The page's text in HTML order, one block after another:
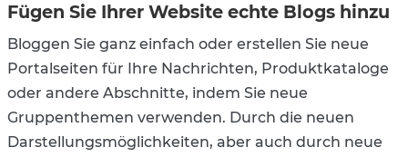
Fügen Sie Ihrer Website echte Blogs hinzu
Bloggen Sie ganz einfach oder erstellen Sie neue
Portalseiten für Ihre Nachrichten, Produktkataloge
oder andere Abschnitte, indem Sie neue
Gruppenthemen verwenden. Durch die neuen
Darstellungsmöglichkeiten, aber auch durch neue